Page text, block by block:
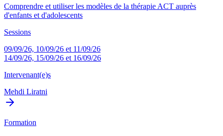
Comprendre et utiliser les modèles de la thérapie ACT auprès
d'enfants et d'adolescents
Sessions
09/09/26, 10/09/26 et 11/09/26
14/09/26, 15/09/26 et 16/09/26
Intervenant(e)s
Mehdi Liratni
Formation